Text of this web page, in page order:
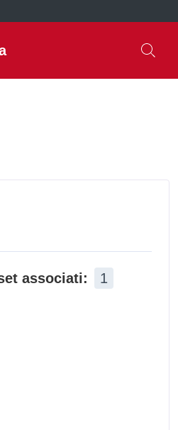
associati: 1